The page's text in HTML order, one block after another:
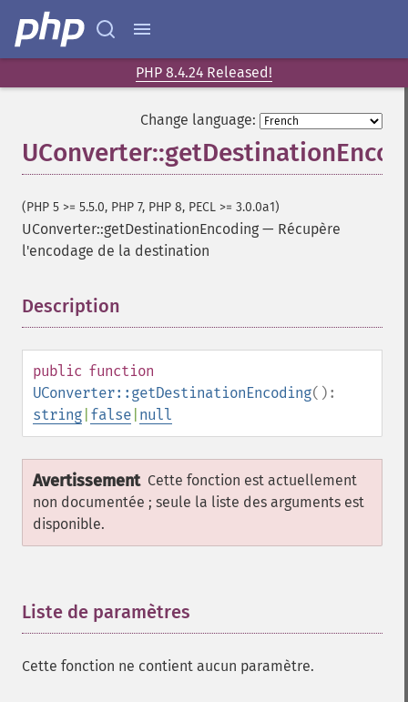
PHP 8.4.24 Released!
Change language:
(PHP 5 >= 5.5.0, PHP 7, PHP 8, PECL >= 3.0.0a1)
UConverter::getDestinationEncoding — Récupère
l'encodage de la destination
Description
public function
UConverter::getDestinationEncoding():
string false null
Avertissement Cette fonction est actuellement
non documentée ; seule la liste des arguments est
disponible.
Liste de paramètres
Cette fonction ne contient aucun paramètre.